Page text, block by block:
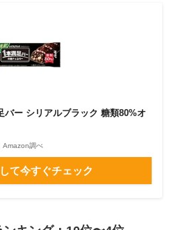
バー シリアルブラック 糖類80%オ
Amazon調べ
て今すぐチェック